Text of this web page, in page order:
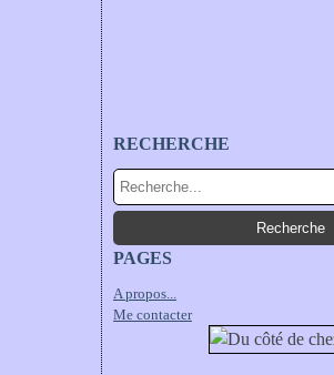
RECHERCHE
PAGES
A propos...
Me contacter